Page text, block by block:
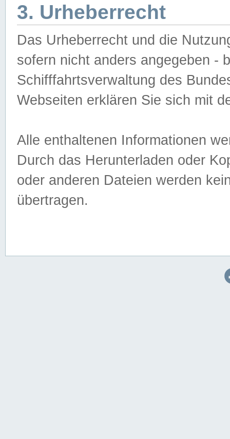
3. Urheberrecht
Das Urheberrecht und die
sofern nicht anders angegeben -
Schifffahrtsverwaltung des
Webseiten erklären Sie sich mit
Alle enthaltenen Informationen
Durch das Herunterladen oder
oder anderen Dateien werden
übertragen.